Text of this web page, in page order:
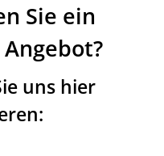
Sie ein
uns hier